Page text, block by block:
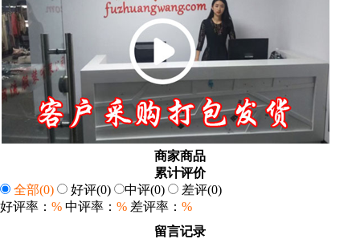
商家商品
累计评价
全部(0) 好评(0) 中评(0) 差评(0)
好评率： % 中评率： % 差评率： %
留言记录